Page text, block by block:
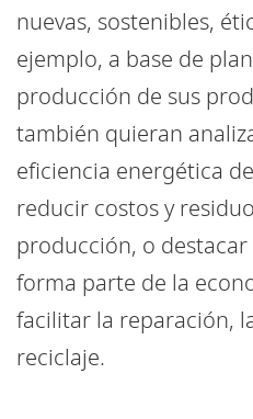
nuevas, sostenibles,
ejemplo, a base de
producción de sus
también quieran
eficiencia energética
reducir costos y
producción, o
forma parte de la
facilitar la reparación,
reciclaje.